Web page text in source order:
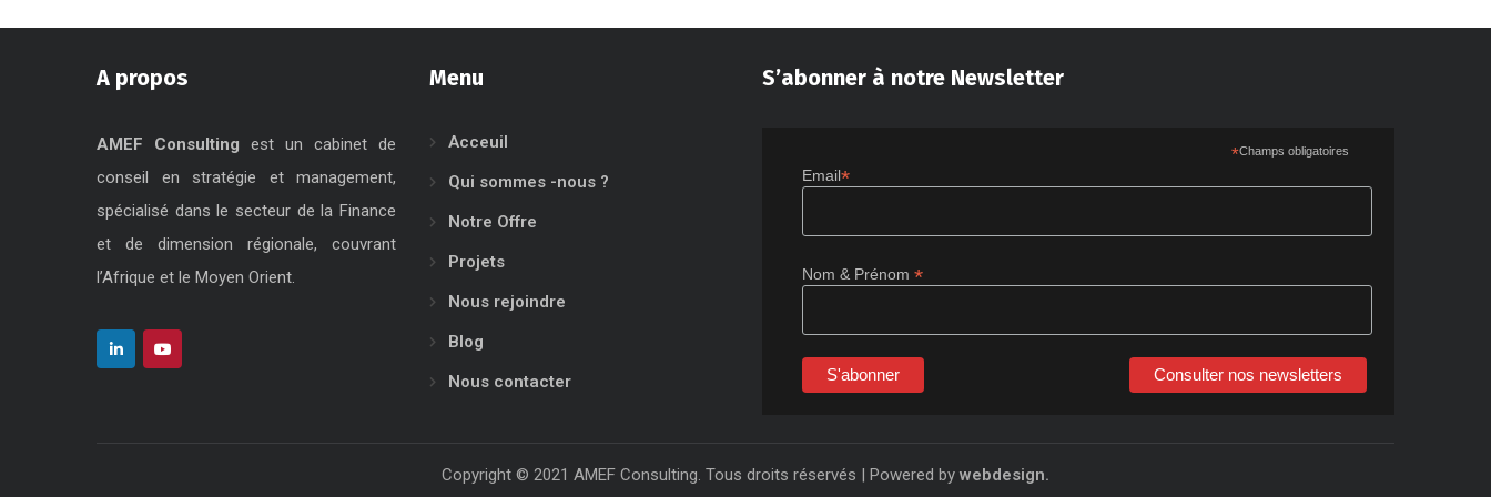
A propos
AMEF Consulting est un cabinet de
conseil en stratégie et management,
spécialisé dans le secteur de la Finance
et de dimension régionale, couvrant
l’Afrique et le Moyen Orient.
Menu
Acceuil
Qui sommes -nous ?
Notre Offre
Projets
Nous rejoindre
Blog
Nous contacter
S’abonner à notre Newsletter
*Champs obligatoires
Email*
Nom & Prénom *
Consulter nos newsletters
Copyright © 2021 AMEF Consulting. Tous droits réservés | Powered by webdesign.